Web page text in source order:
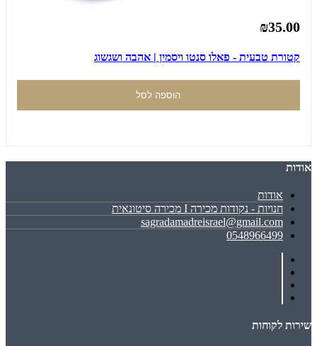
₪35.00
קטורת טבעית - פאלו סנטו ויסמין | אהבה ושגשוג
הוספה לסל
אודות
אודות
חנויות - נקודות מכירה I מכירה סיטונאית
sagradamadreisrael@gmail.com
0548966499
שירות לקוחות